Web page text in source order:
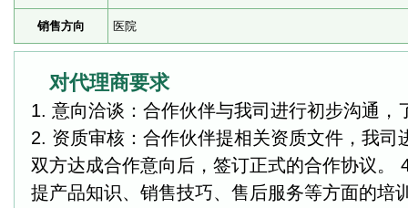
销售方向 医院
对代理商要求
1. 意向洽谈：合作伙伴与我司进行初步沟通，
2. 资质审核：合作伙伴提相关资质文件，我司
双方达成合作意向后，签订正式的合作协议。
提产品知识、销售技巧、售后服务等方面的培